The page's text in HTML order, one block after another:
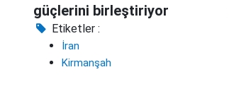
güçlerini birleştiriyor
Etiketler :
İran
Kirmanşah